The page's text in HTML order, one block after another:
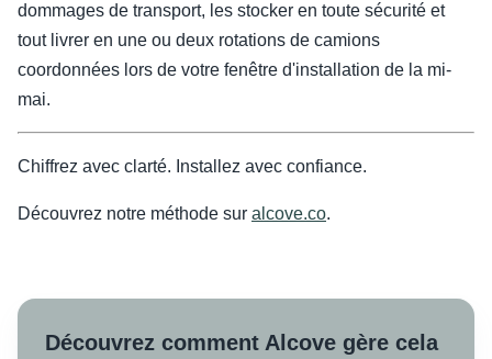
dommages de transport, les stocker en toute sécurité et
tout livrer en une ou deux rotations de camions
coordonnées lors de votre fenêtre d'installation de la mi-
mai.
Chiffrez avec clarté. Installez avec confiance.
Découvrez notre méthode sur alcove.co.
Découvrez comment Alcove gère cela